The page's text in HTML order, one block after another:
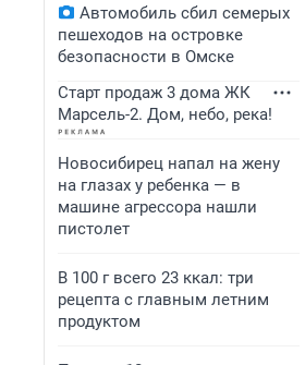
Автомобиль сбил семерых
пешеходов на островке
безопасности в Омске
Старт продаж 3 дома ЖК
Марсель-2. Дом, небо, река!
Новосибирец напал на жену
на глазах у ребенка — в
машине агрессора нашли
пистолет
В 100 г всего 23 ккал: три
рецепта с главным летним
продуктом